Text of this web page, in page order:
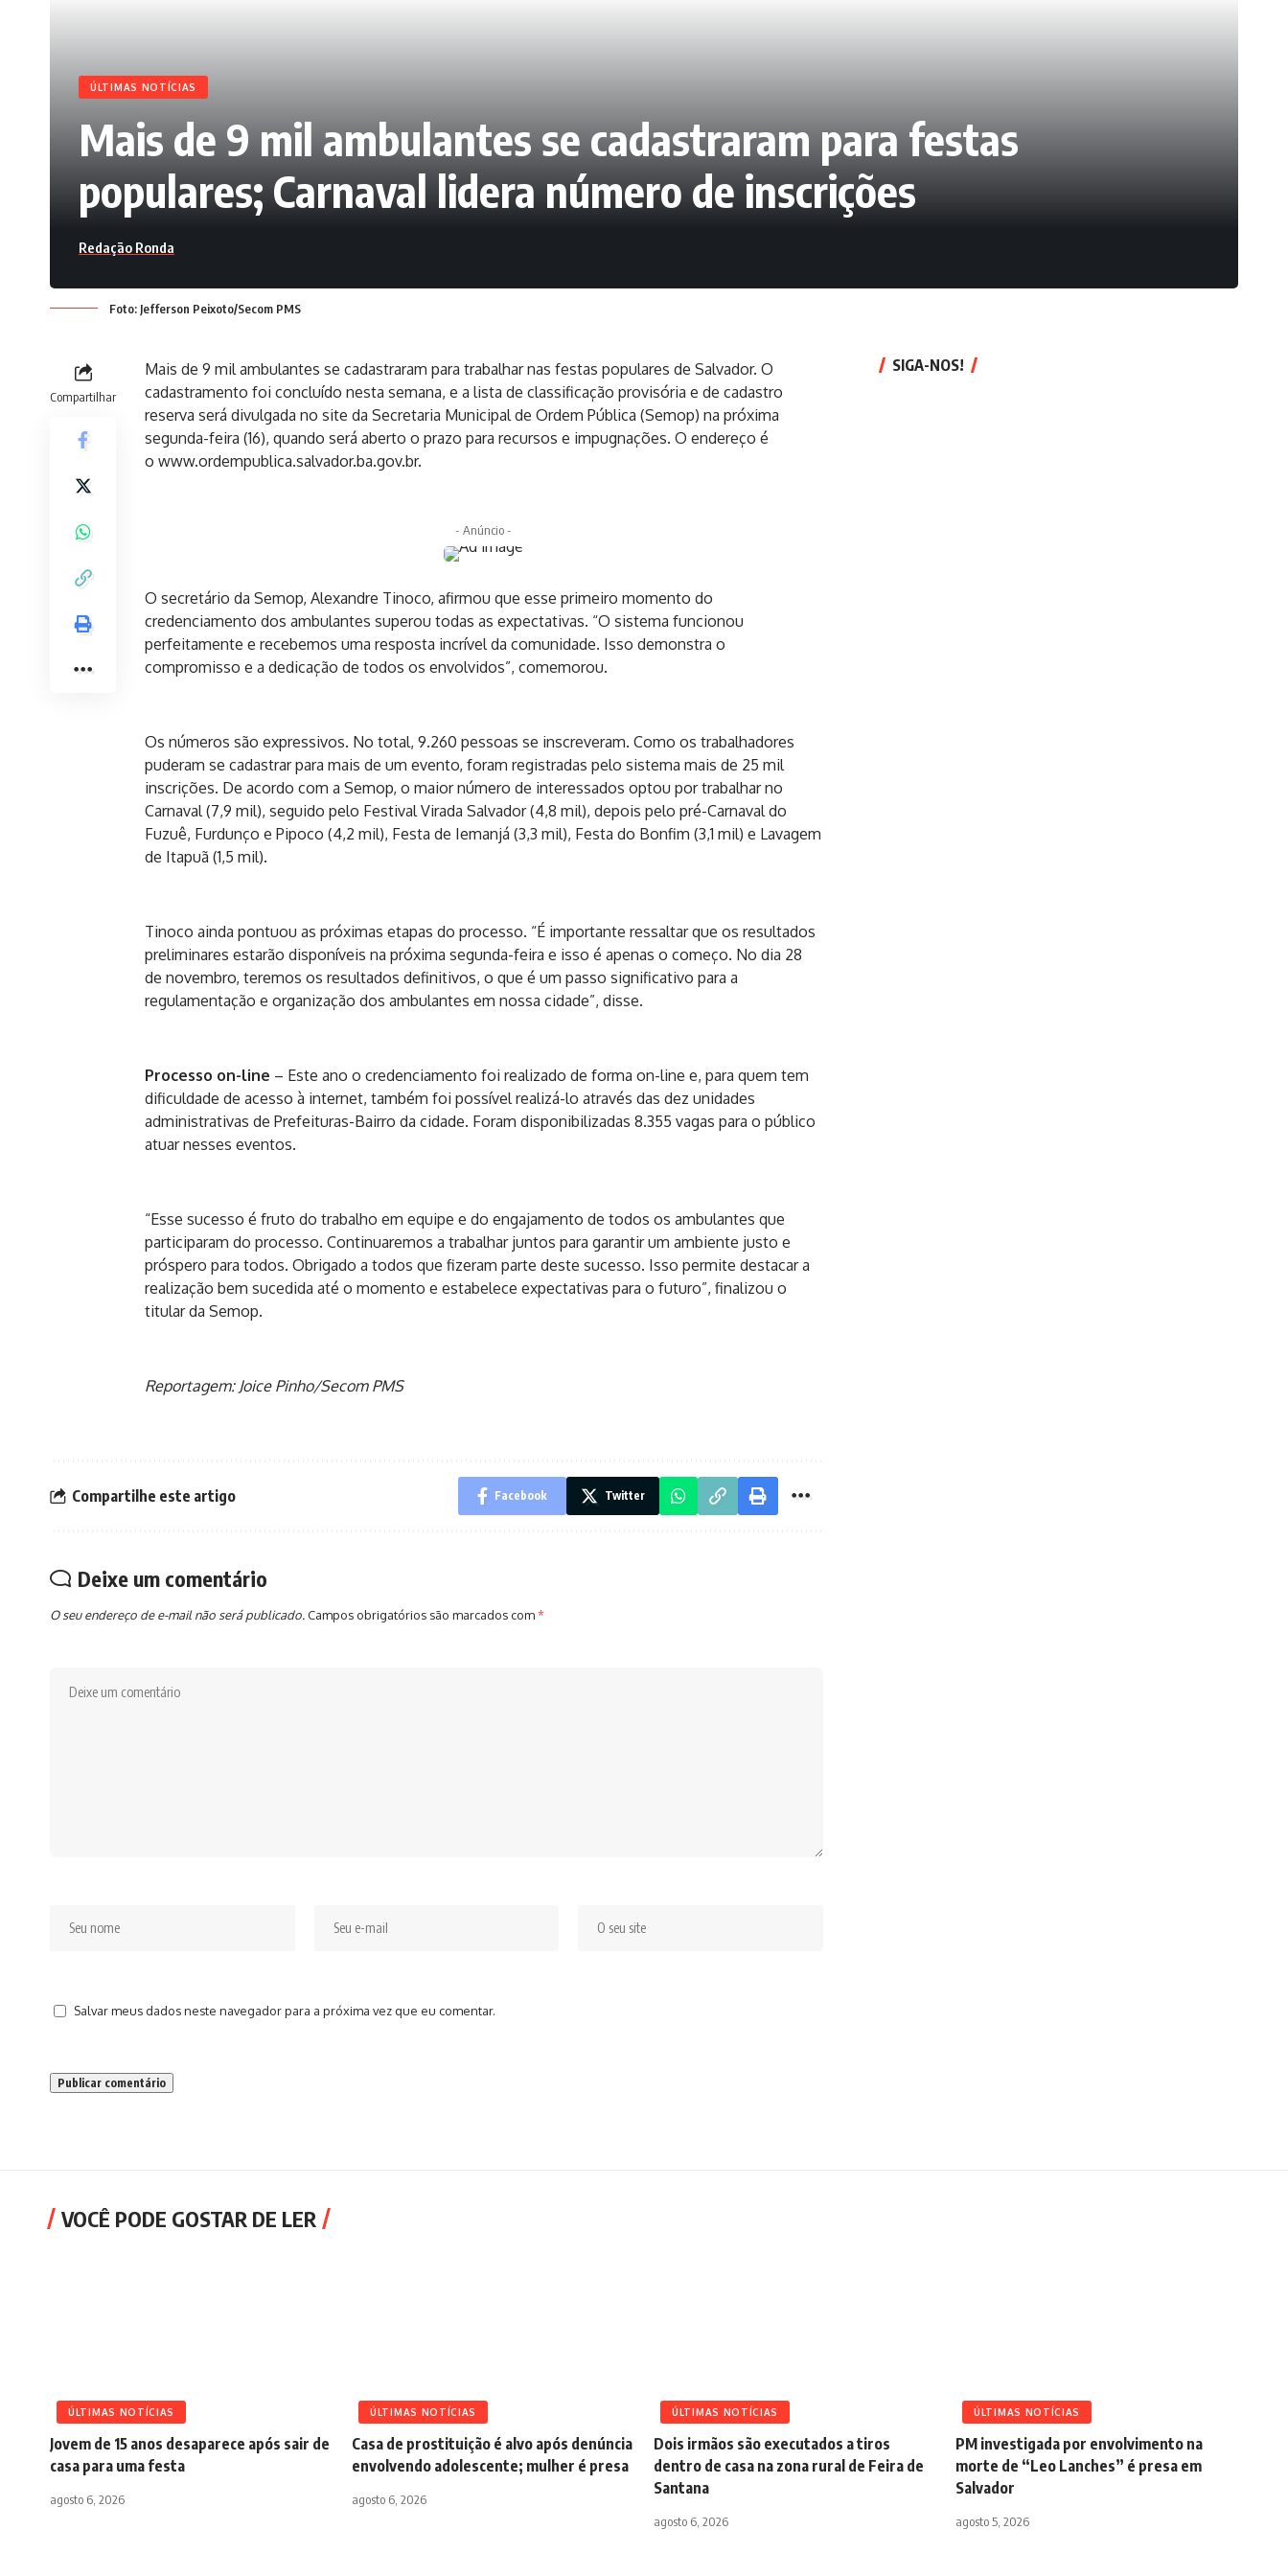
ÚLTIMAS NOTÍCIAS
Mais de 9 mil ambulantes se cadastraram para festas
populares; Carnaval lidera número de inscrições
Redação Ronda
Foto: Jefferson Peixoto/Secom PMS
Compartilhar
Mais de 9 mil ambulantes se cadastraram para trabalhar nas festas populares de Salvador. O
cadastramento foi concluído nesta semana, e a lista de classificação provisória e de cadastro
reserva será divulgada no site da Secretaria Municipal de Ordem Pública (Semop) na próxima
segunda-feira (16), quando será aberto o prazo para recursos e impugnações. O endereço é
o www.ordempublica.salvador.ba.gov.br.
- Anúncio -
O secretário da Semop, Alexandre Tinoco, afirmou que esse primeiro momento do
credenciamento dos ambulantes superou todas as expectativas. “O sistema funcionou
perfeitamente e recebemos uma resposta incrível da comunidade. Isso demonstra o
compromisso e a dedicação de todos os envolvidos”, comemorou.
Os números são expressivos. No total, 9.260 pessoas se inscreveram. Como os trabalhadores
puderam se cadastrar para mais de um evento, foram registradas pelo sistema mais de 25 mil
inscrições. De acordo com a Semop, o maior número de interessados optou por trabalhar no
Carnaval (7,9 mil), seguido pelo Festival Virada Salvador (4,8 mil), depois pelo pré-Carnaval do
Fuzuê, Furdunço e Pipoco (4,2 mil), Festa de Iemanjá (3,3 mil), Festa do Bonfim (3,1 mil) e Lavagem
de Itapuã (1,5 mil).
Tinoco ainda pontuou as próximas etapas do processo. “É importante ressaltar que os resultados
preliminares estarão disponíveis na próxima segunda-feira e isso é apenas o começo. No dia 28
de novembro, teremos os resultados definitivos, o que é um passo significativo para a
regulamentação e organização dos ambulantes em nossa cidade”, disse.
Processo on-line – Este ano o credenciamento foi realizado de forma on-line e, para quem tem
dificuldade de acesso à internet, também foi possível realizá-lo através das dez unidades
administrativas de Prefeituras-Bairro da cidade. Foram disponibilizadas 8.355 vagas para o público
atuar nesses eventos.
“Esse sucesso é fruto do trabalho em equipe e do engajamento de todos os ambulantes que
participaram do processo. Continuaremos a trabalhar juntos para garantir um ambiente justo e
próspero para todos. Obrigado a todos que fizeram parte deste sucesso. Isso permite destacar a
realização bem sucedida até o momento e estabelece expectativas para o futuro”, finalizou o
titular da Semop.
Reportagem: Joice Pinho/Secom PMS
Compartilhe este artigo Facebook Twitter
Deixe um comentário
O seu endereço de e-mail não será publicado. Campos obrigatórios são marcados com*
Salvar meus dados neste navegador para a próxima vez que eu comentar.
SIGA-NOS!
VOCÊ PODE GOSTAR DE LER
ÚLTIMAS NOTÍCIAS
Jovem de 15 anos desaparece após sair de
casa para uma festa
agosto 6, 2026
ÚLTIMAS NOTÍCIAS
Casa de prostituição é alvo após denúncia
envolvendo adolescente; mulher é presa
agosto 6, 2026
ÚLTIMAS NOTÍCIAS
Dois irmãos são executados a tiros
dentro de casa na zona rural de Feira de
Santana
agosto 6, 2026
ÚLTIMAS NOTÍCIAS
PM investigada por envolvimento na
morte de “Leo Lanches” é presa em
Salvador
agosto 5, 2026